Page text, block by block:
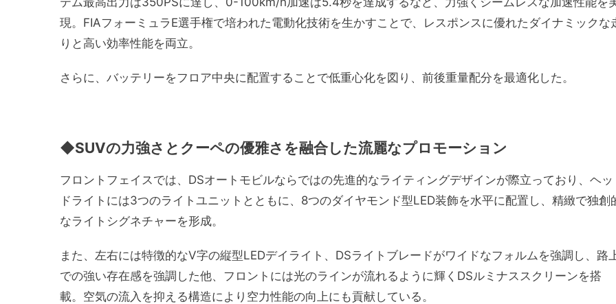
現。FIAフォーミュラE選手権で培われた電動化技術を生かすことで、レスポンスに優れたダイナミックな
りと高い効率性能を両立。
さらに、バッテリーをフロア中央に配置することで低重心化を図り、前後重量配分を最適化した。
◆SUVの力強さとクーペの優雅さを融合した流麗なプロモーション
フロントフェイスでは、DSオートモビルならではの先進的なライティングデザインが際立っており、ヘッ
ドライトには3つのライトユニットとともに、8つのダイヤモンド型LED装飾を水平に配置し、精緻で独創
なライトシグネチャーを形成。
また、左右には特徴的なV字の縦型LEDデイライト、DSライトブレードがワイドなフォルムを強調し、路
での強い存在感を強調した他、フロントには光のラインが流れるように輝くDSルミナススクリーンを搭
載。空気の流入を抑える構造により空力性能の向上にも貢献している。